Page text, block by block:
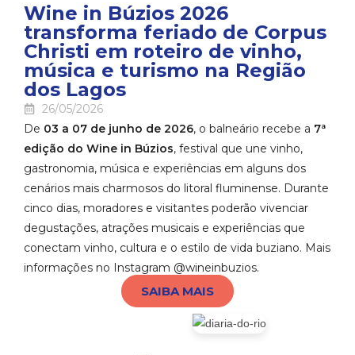
Wine in Búzios 2026
transforma feriado de Corpus
Christi em roteiro de vinho,
música e turismo na Região
dos Lagos
26/05/2026
De 03 a 07 de junho de 2026, o balneário recebe a 7ª
edição do Wine in Búzios, festival que une vinho,
gastronomia, música e experiências em alguns dos
cenários mais charmosos do litoral fluminense. Durante
cinco dias, moradores e visitantes poderão vivenciar
degustações, atrações musicais e experiências que
conectam vinho, cultura e o estilo de vida buziano. Mais
informações no Instagram @wineinbuzios.
SAIBA MAIS